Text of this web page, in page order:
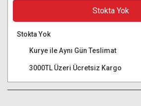
Stokta Yok
Stokta Yok
Kurye ile Aynı Gün Teslimat
3000TL Üzeri Ücretsiz Kargo